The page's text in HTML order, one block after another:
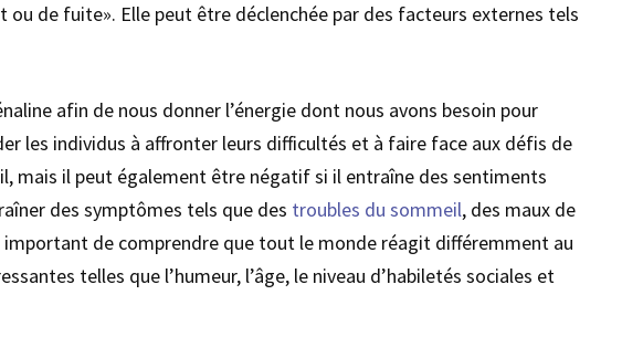
de fuite». Elle peut être déclenchée par des facteurs externes tels
afin de nous donner l’énergie dont nous avons besoin pour
les individus à affronter leurs difficultés et à faire face aux défis de
mais il peut également être négatif si il entraîne des sentiments
des symptômes tels que des troubles du sommeil, des maux de
de comprendre que tout le monde réagit différemment au
telles que l’humeur, l’âge, le niveau d’habiletés sociales et